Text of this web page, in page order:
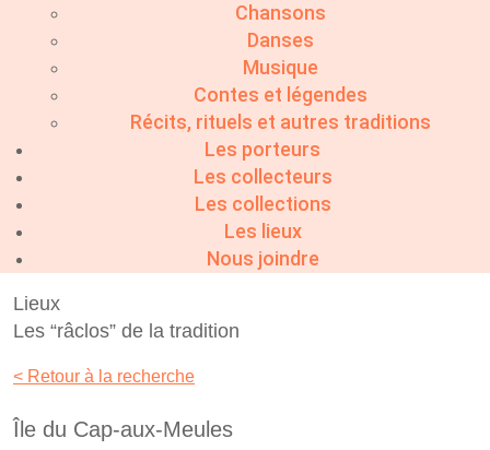
Chansons
Danses
Musique
Contes et légendes
Récits, rituels et autres traditions
Les porteurs
Les collecteurs
Les collections
Les lieux
Nous joindre
Lieux
Les “râclos” de la tradition
< Retour à la recherche
Île du Cap-aux-Meules